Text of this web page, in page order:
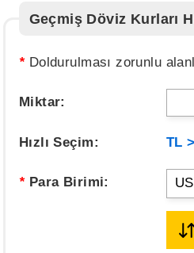
Geçmiş Döviz Kurları
*Doldurulması zorunlu
Miktar:
Hızlı Seçim: TL
*Para Birimi: